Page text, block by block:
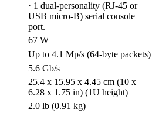
· 1 dual-personality (RJ-45 or
USB micro-B) serial console
port.
67 W
Up to 4.1 Mp/s (64-byte packets)
5.6 Gb/s
25.4 x 15.95 x 4.45 cm (10 x
6.28 x 1.75 in) (1U height)
2.0 lb (0.91 kg)